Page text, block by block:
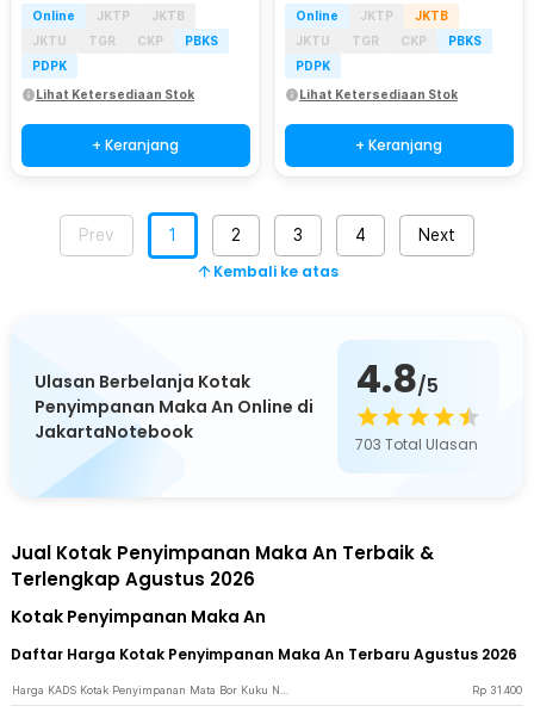
Online JKTP
JKTB
JKTU
TGR CKP
PBKS
PDPK
Lihat Ketersediaan Stok
+ Keranjang
Online JKTP
JKTB
JKTU
TGR CKP
PBKS
PDPK
Lihat Ketersediaan Stok
+ Keranjang
Prev 1 2 3 4 Next
Kembali ke atas
Ulasan Berbelanja Kotak
Penyimpanan Maka An Online di
JakartaNotebook
4.8/5
703 Total Ulasan
Jual Kotak Penyimpanan Maka An Terbaik &
Terlengkap Agustus 2026
Kotak Penyimpanan Maka An
Daftar Harga Kotak Penyimpanan Maka An Terbaru Agustus 2026
Rp 31.400